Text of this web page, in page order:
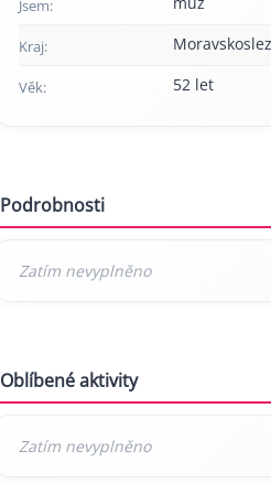
Jsem:
Kraj:
Věk: 52 let
Podrobnosti
Oblíbené aktivity